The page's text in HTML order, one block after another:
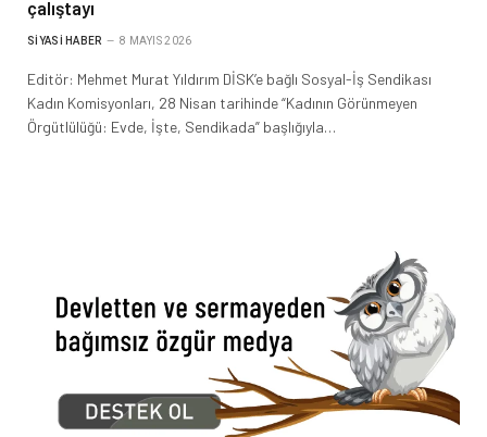
çalıştayı
SIYASI HABER 8 MAYIS 2026
Editör: Mehmet Murat Yıldırım DİSK’e bağlı Sosyal-İş Sendikası
Kadın Komisyonları, 28 Nisan tarihinde “Kadının Görünmeyen
Örgütlülüğü: Evde, İşte, Sendikada” başlığıyla…